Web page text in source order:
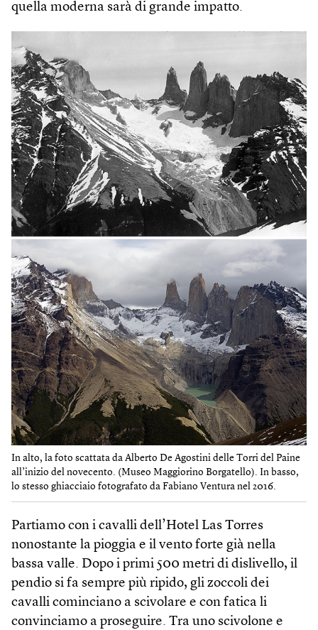
quella moderna sarà di grande impatto.
In alto, la foto scattata da Alberto De Agostini delle Torri del Paine
all’inizio del novecento. (Museo Maggiorino Borgatello). In basso,
lo stesso ghiacciaio fotografato da Fabiano Ventura nel 2016.
Partiamo con i cavalli dell’Hotel Las Torres
nonostante la pioggia e il vento forte già nella
bassa valle. Dopo i primi 500 metri di dislivello, il
pendio si fa sempre più ripido, gli zoccoli dei
cavalli cominciano a scivolare e con fatica li
convinciamo a proseguire. Tra uno scivolone e